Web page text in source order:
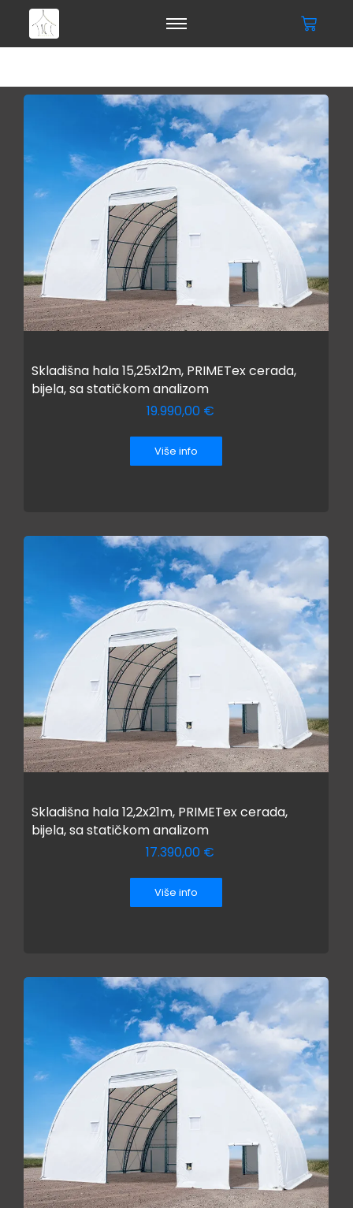
Skladišna hala 15,25x12m, PRIMETex cerada,
bijela, sa statičkom analizom
19.990,00 €
Više info
Skladišna hala 12,2x21m, PRIMETex cerada,
bijela, sa statičkom analizom
17.390,00 €
Više info